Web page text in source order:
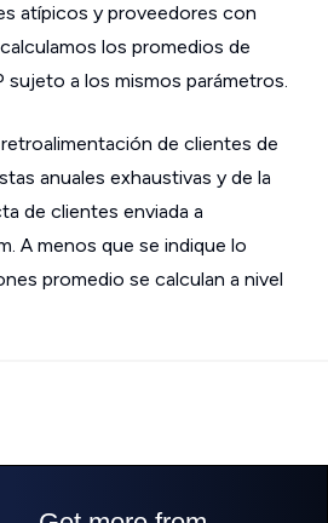
atípicos y proveedores con
los promedios de
sujeto a los mismos parámetros.
de clientes de
anuales exhaustivas y de la
de clientes enviada a
A menos que se indique lo
promedio se calculan a nivel